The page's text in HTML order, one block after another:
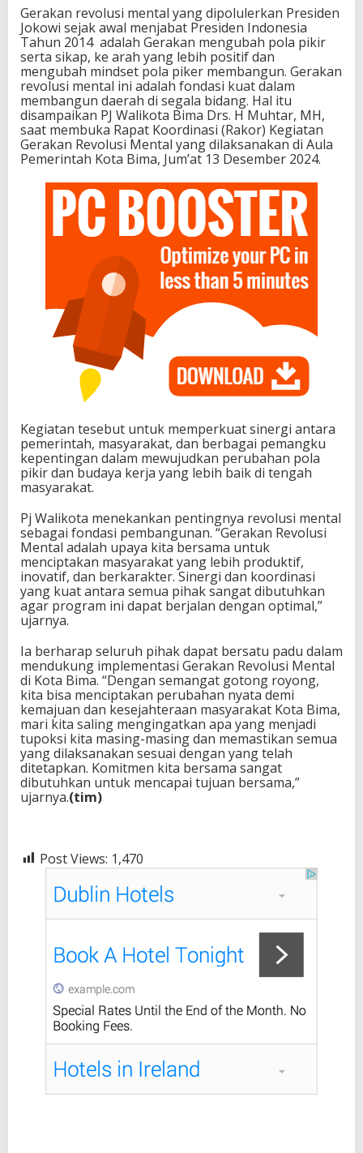
Gerakan revolusi mental yang dipolulerkan Presiden
Jokowi sejak awal menjabat Presiden Indonesia
Tahun 2014 adalah Gerakan mengubah pola pikir
serta sikap, ke arah yang lebih positif dan
mengubah mindset pola piker membangun. Gerakan
revolusi mental ini adalah fondasi kuat dalam
membangun daerah di segala bidang. Hal itu
disampaikan PJ Walikota Bima Drs. H Muhtar, MH,
saat membuka Rapat Koordinasi (Rakor) Kegiatan
Gerakan Revolusi Mental yang dilaksanakan di Aula
Pemerintah Kota Bima, Jum’at 13 Desember 2024.
Kegiatan tesebut untuk memperkuat sinergi antara
pemerintah, masyarakat, dan berbagai pemangku
kepentingan dalam mewujudkan perubahan pola
pikir dan budaya kerja yang lebih baik di tengah
masyarakat.
Pj Walikota menekankan pentingnya revolusi mental
sebagai fondasi pembangunan. “Gerakan Revolusi
Mental adalah upaya kita bersama untuk
menciptakan masyarakat yang lebih produktif,
inovatif, dan berkarakter. Sinergi dan koordinasi
yang kuat antara semua pihak sangat dibutuhkan
agar program ini dapat berjalan dengan optimal,”
ujarnya.
Ia berharap seluruh pihak dapat bersatu padu dalam
mendukung implementasi Gerakan Revolusi Mental
di Kota Bima. “Dengan semangat gotong royong,
kita bisa menciptakan perubahan nyata demi
kemajuan dan kesejahteraan masyarakat Kota Bima,
mari kita saling mengingatkan apa yang menjadi
tupoksi kita masing-masing dan memastikan semua
yang dilaksanakan sesuai dengan yang telah
ditetapkan. Komitmen kita bersama sangat
dibutuhkan untuk mencapai tujuan bersama,”
ujarnya.(tim)
Post Views: 1,470